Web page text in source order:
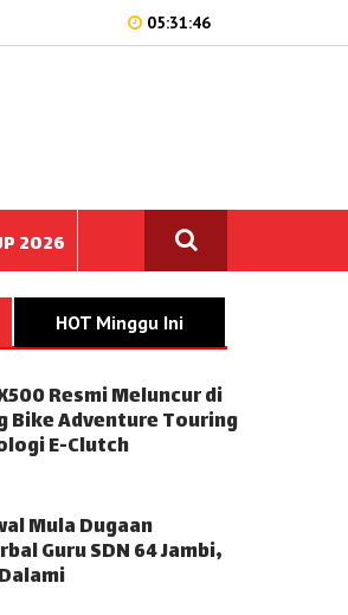
05:31:46
2026
HOT Minggu Ini
Resmi Meluncur di
Bike Adventure Touring
E-Clutch
Mula Dugaan
Guru SDN 64 Jambi,